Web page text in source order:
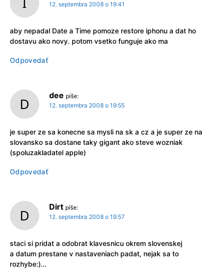
12. septembra 2008 o 19:41
aby nepadal Date a Time pomoze restore iphonu a dat ho
dostavu ako novy. potom vsetko funguje ako ma
Odpovedať
dee píše:
12. septembra 2008 o 19:55
je super ze sa konecne sa mysli na sk a cz a je super ze na
slovansko sa dostane taky gigant ako steve wozniak
(spoluzakladatel apple)
Odpovedať
Dirt píše:
12. septembra 2008 o 19:57
staci si pridat a odobrat klavesnicu okrem slovenskej
a datum prestane v nastaveniach padat, nejak sa to
rozhybe:)…